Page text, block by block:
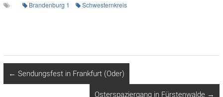
Brandenburg 1 Schwesternkreis
← Sendungsfest in Frankfurt (Oder)
Osterspaziergang in Fürstenwalde →